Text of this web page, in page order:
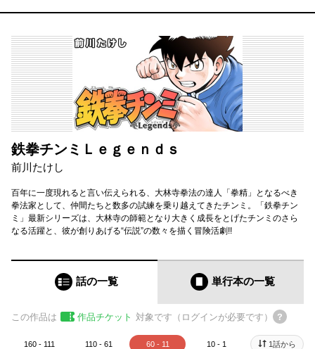
鉄拳チンミＬｅｇｅｎｄｓ
前川たけし
百年に一度現れると言い伝えられる、大林寺拳法の達人「拳精」となるべき
拳法家として、仲間たちと数多の試練を乗り越えてきたチンミ。「鉄拳チン
ミ」最新シリーズは、大林寺の師範となり大きく成長をとげたチンミのさら
なる活躍と、彼が創りあげる“伝説”の数々を描く冒険活劇!!
話の一覧 単行本の一覧
この作品は 作品チケット 対象です（ログインが必要です）
160 - 111 110 - 61 60 - 11 10 - 1 1話から